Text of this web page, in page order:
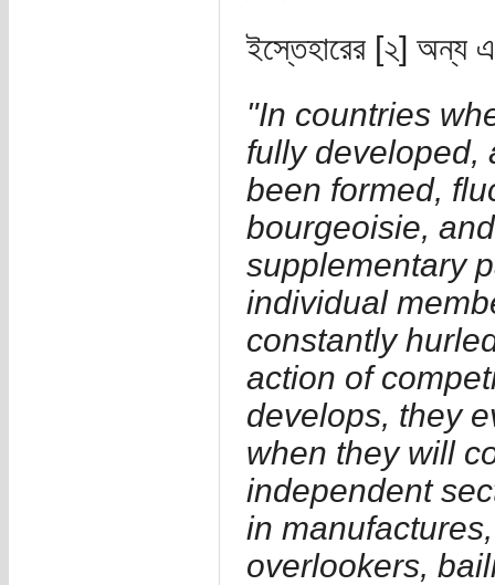
ইস্তেহারের [২] অন্য
"In countries
fully developed,
been formed,
bourgeoisie,
supplementary
individual
constantly
action of
develops, they
when they will
independent
in
overlookers,